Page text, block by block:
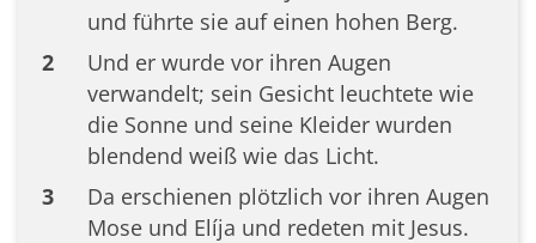
und führte sie auf einen hohen Berg.
2
Und er wurde vor ihren Augen
verwandelt; sein Gesicht leuchtete wie
die Sonne und seine Kleider wurden
blendend weiß wie das Licht.
3
Da erschienen plötzlich vor ihren Augen
Mose und Elíja und redeten mit Jesus.